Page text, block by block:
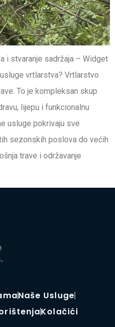
i stvaranje sadržaja – Widget
vrtlarstva? Vrtlarstvo
To je kompleksan skup
lijepu i funkcionalnu
usluge pokrivaju sve
sezonskih poslova do većih
trave i održavanje
Naše Usluge
Kolačići